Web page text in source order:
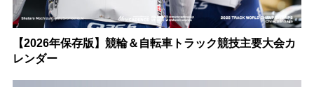
【2026年保存版】競輪＆自転車トラック競技主要大会カ
レンダー